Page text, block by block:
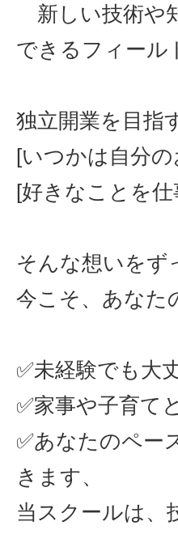
新しい技術や
できるフィール
独立開業を目指
[いつかは自分
[好きなことを
そんな想いをず
今こそ、あなた
✅未経験でも大
✅家事や子育て
✅あなたのペー
きます、
当スクールは、